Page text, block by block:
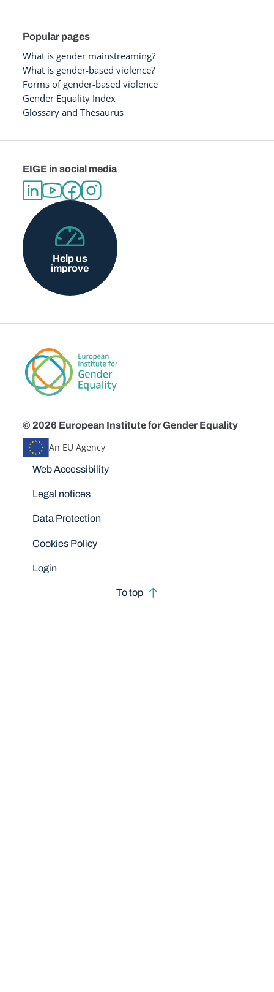
Popular pages
What is gender mainstreaming?
What is gender-based violence?
Forms of gender-based violence
Gender Equality Index
Glossary and Thesaurus
EIGE in social media
Help us
improve
© 2026 European Institute for Gender Equality
An EU Agency
Disclaimers
Web Accessibility
Legal notices
Data Protection
Cookies Policy
Login
To top